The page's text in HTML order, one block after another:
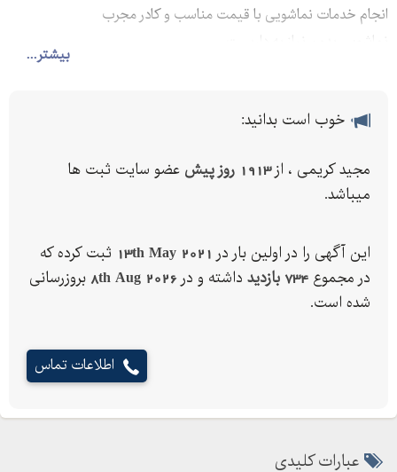
بیشتر...
انجام خدمات نماشویی با قیمت مناسب و کادر مجرب
خوب است بدانید:
مجید کریمی ، از1913 روز پیش
عضو سایت ثبت ها
میباشد.
این آگهی را در اولین بار در 13th May 2021 ثبت کرده که
در مجموع 734 بازدید داشته و در 8th Aug 2026 بروزرسانی
شده است.
اطلاعات تماس
عبارات کلیدی